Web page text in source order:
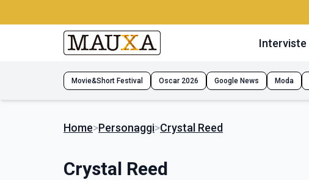
Interviste
Movie&Short Festival Oscar 2026 Google News Moda
Home>Personaggi>Crystal Reed
Crystal Reed